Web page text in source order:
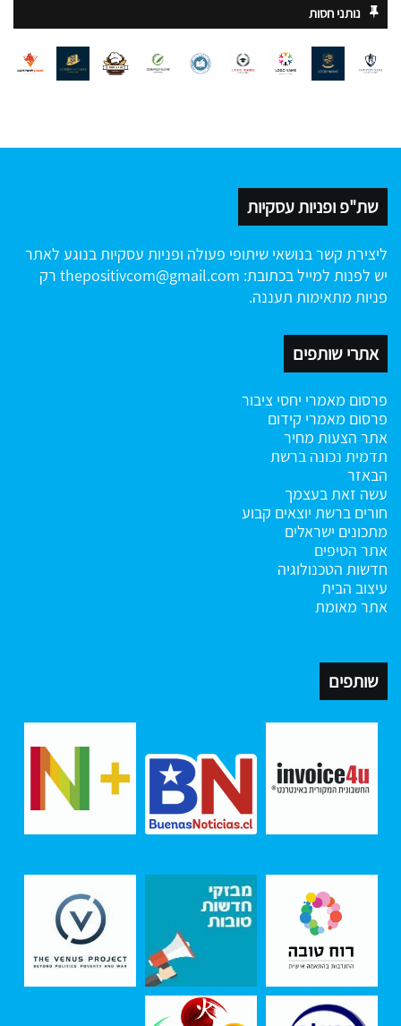
נותני חסות
שת"פ ופניות עסקיות
ליצירת קשר בנושאי שיתופי פעולה ופניות עסקיות בנוגע לאתר
יש לפנות למייל בכתובת: thepositivcom@gmail.com רק
פניות מתאימות תעננה.
אתרי שותפים
פרסום מאמרי יחסי ציבור
פרסום מאמרי קידום
אתר הצעות מחיר
תדמית נכונה ברשת
הבאזר
עשה זאת בעצמך
חורים ברשת יוצאים קבוע
מתכונים ישראלים
אתר הטיפים
חדשות הטכנולוגיה
עיצוב הבית
אתר מאומת
שותפים